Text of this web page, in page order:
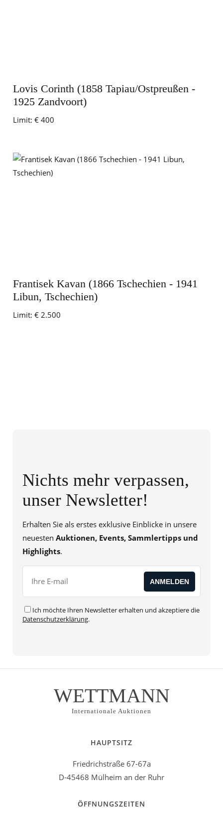
Lovis Corinth (1858 Tapiau/Ostpreußen -
1925 Zandvoort)
Limit: € 400
Frantisek Kavan (1866 Tschechien - 1941
Libun, Tschechien)
Limit: € 2.500
Nichts mehr verpassen,
unser Newsletter!
Erhalten Sie als erstes exklusive Einblicke in unsere
neuesten Auktionen, Events, Sammlertipps und
Highlights.
Ich möchte Ihren Newsletter erhalten und akzeptiere die
Datenschutzerklärung.
WETTMANN
Internationale Auktionen
HAUPTSITZ
Friedrichstraße 67-67a
D-45468 Mülheim an der Ruhr
ÖFFNUNGSZEITEN